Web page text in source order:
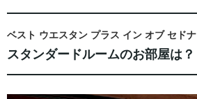
ベスト ウエスタン プラス イン オブ セドナ
スタンダードルームのお部屋は？